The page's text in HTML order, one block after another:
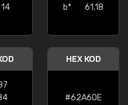
14
b*
61.18
HEX KOD
#62A60E